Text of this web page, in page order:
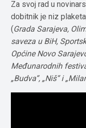
Za svoj rad u
dobitnik je niz
(Grada Sarajeva,
saveza u BiH,
Općine Novo
Međunarodnih
„Budva“, „Niš“ i